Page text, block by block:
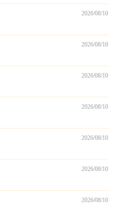
2026/08/10
2026/08/10
2026/08/10
2026/08/10
2026/08/10
2026/08/10
2026/08/10